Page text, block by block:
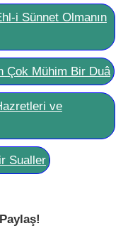
i Sünnet Olmanın
Çok Mühim Bir Duâ
ve
Sualler